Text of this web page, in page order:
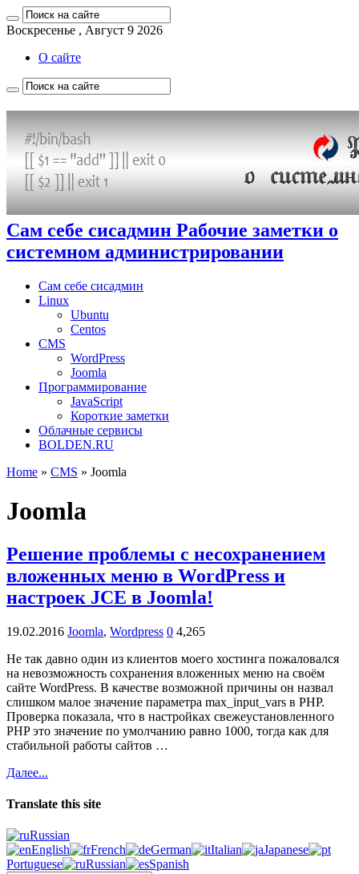
Воскресенье , Август 9 2026
О сайте
Сам себе сисадмин Рабочие заметки о
системном администрировании
Сам себе сисадмин
Linux
Ubuntu
Centos
CMS
WordPress
Joomla
Программирование
JavaScript
Короткие заметки
Облачные сервисы
BOLDEN.RU
Home » CMS » Joomla
Joomla
Решение проблемы с несохранением
вложенных меню в WordPress и
настроек JCE в Joomla!
19.02.2016 Joomla, Wordpress 0 4,265
Не так давно один из клиентов моего хостинга пожаловался
на невозможность сохранения вложенных меню на своём
сайте WordPress. В качестве возможной причины он назвал
слишком малое значение параметра max_input_vars в PHP.
Проверка показала, что в настройках свежеустановленного
PHP это значение по умолчанию равно 1000, тогда как для
стабильной работы сайтов …
Далее...
Translate this site
Russian
English
French German Italian
Japanese
Portuguese
Russian Spanish